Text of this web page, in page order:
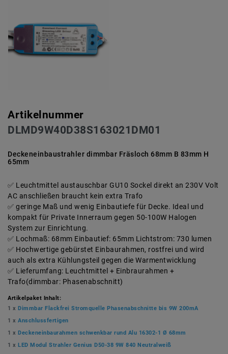
Artikelnummer
DLMD9W40D38S163021DM01
Deckeneinbaustrahler dimmbar Fräsloch 68mm B 83mm H
65mm
Leuchtmittel austauschbar GU10 Sockel direkt an 230V Volt
AC anschließen braucht kein extra Trafo
geringe Maß und wenig Einbautiefe für Decke. Ideal und
kompakt für Private Innerraum gegen 50-100W Halogen
System zur Einrichtung.
Lochmaß: 68mm Einbautief: 65mm Lichtstrom: 730 lumen
Hochwertige gebürstet Einbaurahmen, rostfrei und wird
auch als extra Kühlungsteil gegen die Warmentwicklung
Lieferumfang: Leuchtmittel + Einbraurahmen +
Trafo(dimmbar: Phasenabschnitt)
Artikelpaket Inhalt:
1 x Dimmbar Flackfrei Stromquelle Phasenabschnitte bis 9W 200mA
1 x Anschlussfertigen
1 x Deckeneinbaurahmen schwenkbar rund Alu 16302-1 Ø 68mm
1 x LED Modul Strahler Genius D50-38 9W 840 Neutralweiß